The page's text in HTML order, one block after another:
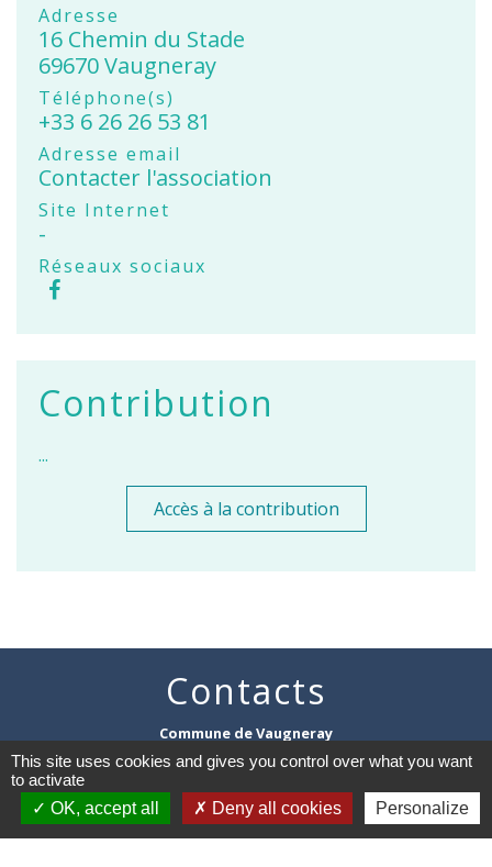
Adresse
16 Chemin du Stade
69670 Vaugneray
Téléphone(s)
+33 6 26 26 53 81
Adresse email
Contacter l'association
Site Internet
-
Réseaux sociaux
Contribution
...
Accès à la contribution
Contacts
Commune de Vaugneray
1 place de la Mairie
69670 Vaugneray - FRANCE
+33 4 78 45 80 48
Contact par formulaire
This site uses cookies and gives you control over what you want
to activate
OK, accept all
Deny all cookies Personalize